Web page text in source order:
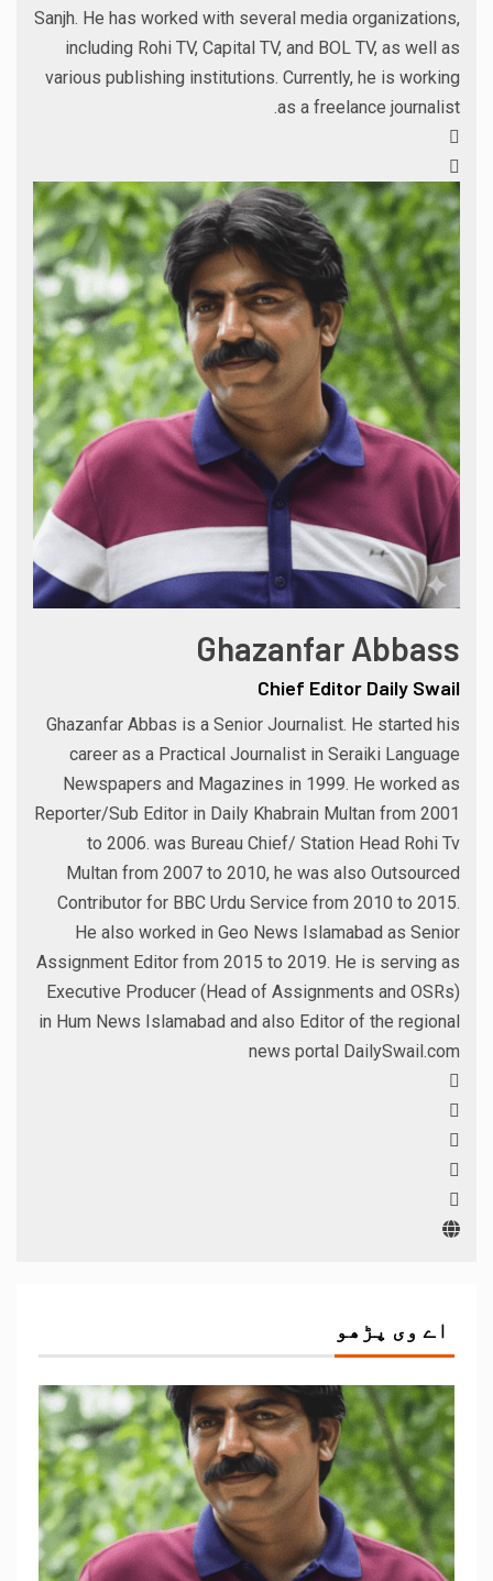
Sanjh. He has worked with several media organizations,
including Rohi TV, Capital TV, and BOL TV, as well as
various publishing institutions. Currently, he is working
as a freelance journalist.
Ghazanfar Abbass
Chief Editor Daily Swail
Ghazanfar Abbas is a Senior Journalist. He started his
career as a Practical Journalist in Seraiki Language
Newspapers and Magazines in 1999. He worked as
Reporter/Sub Editor in Daily Khabrain Multan from 2001
to 2006. was Bureau Chief/ Station Head Rohi Tv
Multan from 2007 to 2010, he was also Outsourced
Contributor for BBC Urdu Service from 2010 to 2015.
He also worked in Geo News Islamabad as Senior
Assignment Editor from 2015 to 2019. He is serving as
Executive Producer (Head of Assignments and OSRs)
in Hum News Islamabad and also Editor of the regional
news portal DailySwail.com
اے وی پڑھو